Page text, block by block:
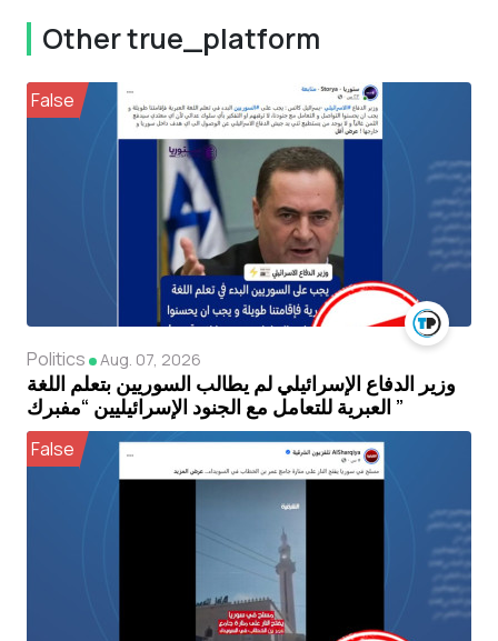
Other true_platform
False
Politics Aug. 07, 2026
وزير الدفاع الإسرائيلي لم يطالب السوريين بتعلم اللغة
العبرية للتعامل مع الجنود الإسرائيليين “مفبرك ”
False